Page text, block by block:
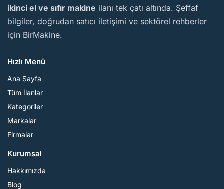
ikinci el ve sıfır makine ilanı tek çatı altında. Şeffaf
bilgiler, doğrudan satıcı iletişimi ve sektörel rehberler
için BirMakine.
Hızlı Menü
Ana Sayfa
Tüm İlanlar
Kategoriler
Markalar
Firmalar
Kurumsal
Hakkımızda
Blog